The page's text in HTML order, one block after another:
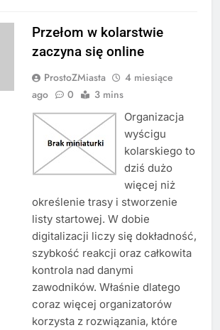
Przełom w kolarstwie
zaczyna się online
ProstoZMiasta
4 miesiące
ago
0 3 mins
Organizacja
wyścigu
kolarskiego to
dziś dużo
więcej niż
określenie trasy i stworzenie
listy startowej. W dobie
digitalizacji liczy się dokładność,
szybkość reakcji oraz całkowita
kontrola nad danymi
zawodników. Właśnie dlatego
coraz więcej organizatorów
korzysta z rozwiązania, które